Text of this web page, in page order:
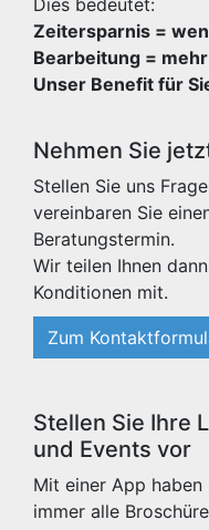
Dies bedeutet:
Zeitersparnis =
Bearbeitung =
Unser Benefit für
Nehmen Sie
Stellen Sie uns
vereinbaren Sie
Beratungstermin.
Wir teilen Ihnen
Konditionen mit.
Zum
Stellen Sie Ihre
und Events vor
Mit einer App haben
immer alle